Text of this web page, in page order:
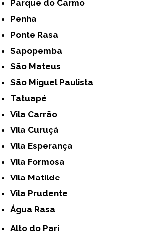
Parque do Carmo
Penha
Ponte Rasa
Sapopemba
São Mateus
São Miguel Paulista
Tatuapé
Vila Carrão
Vila Curuçá
Vila Esperança
Vila Formosa
Vila Matilde
Vila Prudente
Água Rasa
Alto do Pari